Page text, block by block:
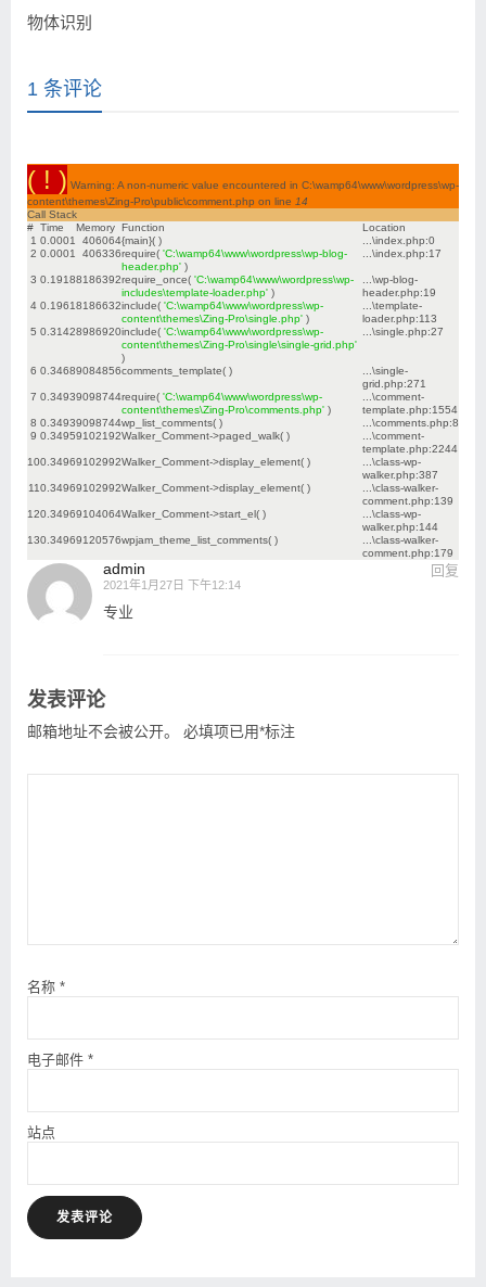
物体识别
1 条评论
( ! ) Warning: A non-numeric value encountered in C:\wamp64\www\wordpress\wp-
content\themes\Zing-Pro\public\comment.php on line 14
Call Stack
# Time Memory Function
Location
1 0.0001 406064{main}( ) ...\index.php:0
2 0.0001 406336require( 'C:\wamp64\www\wordpress\wp-blog-
header.php' )
...\index.php:17
3 0.19188186392require_once( 'C:\wamp64\www\wordpress\wp-
includes\template-loader.php' )
...\wp-blog-
header.php:19
4 0.19618186632include( 'C:\wamp64\www\wordpress\wp-
content\themes\Zing-Pro\single.php' )
...\template-
loader.php:113
5 0.31428986920include( 'C:\wamp64\www\wordpress\wp-
content\themes\Zing-Pro\single\single-grid.php'
)
...\single.php:27
6 0.34689084856comments_template( )
...\single-
grid.php:271
7 0.34939098744require( 'C:\wamp64\www\wordpress\wp-
content\themes\Zing-Pro\comments.php' )
...\comment-
template.php:1554
8 0.34939098744wp_list_comments( ) ...\comments.php:8
9 0.34959102192Walker_Comment->paged_walk( )
...\comment-
template.php:2244
100.34969102992Walker_Comment->display_element( )
...\class-wp-
walker.php:387
110.34969102992Walker_Comment->display_element( )
...\class-walker-
comment.php:139
120.34969104064Walker_Comment->start_el( )
...\class-wp-
walker.php:144
130.34969120576wpjam_theme_list_comments( )
...\class-walker-
comment.php:179
admin
2021年1月27日 下午12:14
回复
专业
发表评论
邮箱地址不会被公开。 必填项已用*标注
名称 *
电子邮件 *
站点